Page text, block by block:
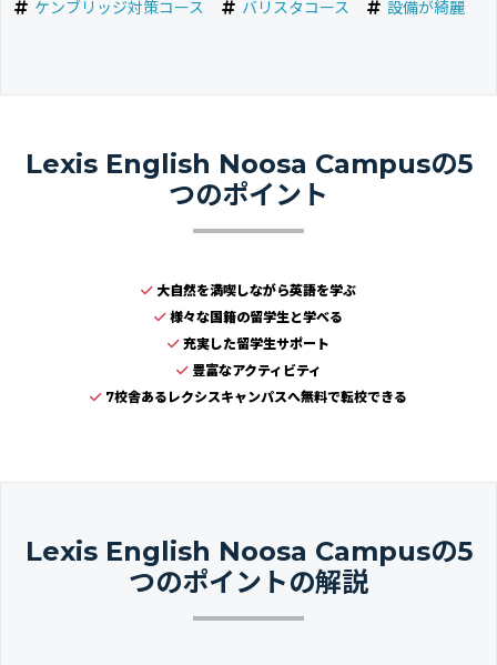
ケンブリッジ対策コース
バリスタコース 設備が綺麗
Lexis English Noosa Campusの5
つのポイント
大自然を満喫しながら英語を学ぶ
様々な国籍の留学生と学べる
充実した留学生サポート
豊富なアクティビティ
7校舎あるレクシスキャンパスへ無料で転校できる
Lexis English Noosa Campusの5
つのポイントの解説